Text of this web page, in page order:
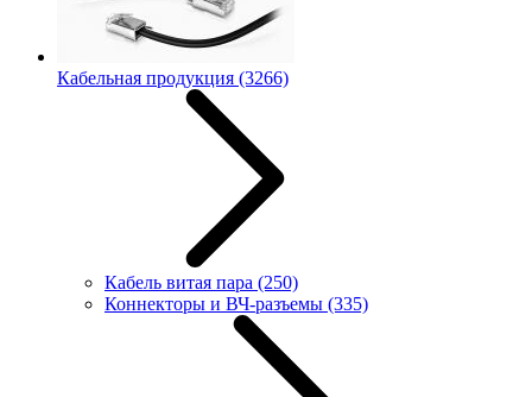
Кабельная продукция (3266)
Кабель витая пара (250)
Коннекторы и ВЧ-разъемы (335)